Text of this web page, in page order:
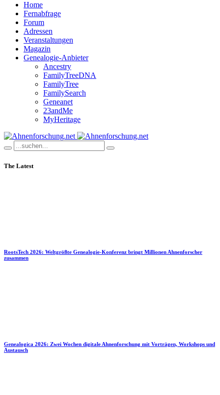
Home
Fernabfrage
Forum
Adressen
Veranstaltungen
Magazin
Genealogie-Anbieter
Ancestry
FamilyTreeDNA
FamilyTree
FamilySearch
Geneanet
23andMe
MyHeritage
The Latest
RootsTech 2026: Weltgrößte Genealogie-Konferenz bringt Millionen Ahnenforscher
zusammen
Genealogica 2026: Zwei Wochen digitale Ahnenforschung mit Vorträgen, Workshops und
Austausch